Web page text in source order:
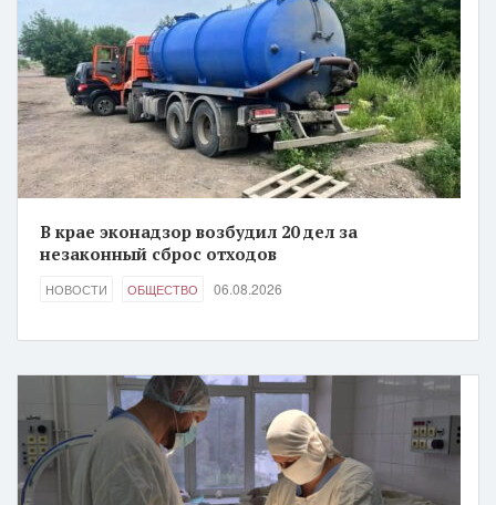
В крае эконадзор возбудил 20 дел за
незаконный сброс отходов
НОВОСТИ ОБЩЕСТВО 06.08.2026